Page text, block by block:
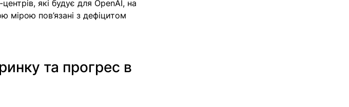
які будує для OpenAI, на
мірою пов’язані з дефіцитом
та прогрес в